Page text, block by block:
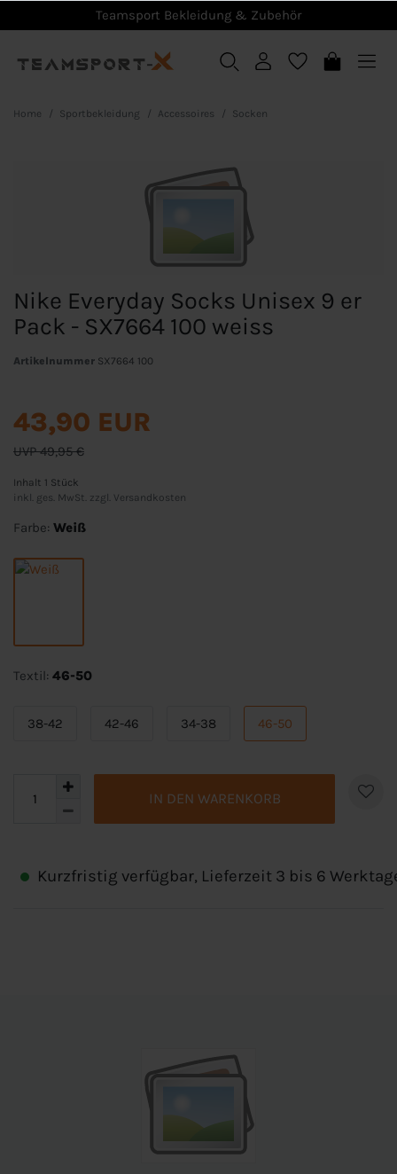
Teamsport Bekleidung & Zubehör
Home Sportbekleidung Accessoires Socken
Nike Everyday Socks Unisex 9 er
Pack - SX7664 100 weiss
Artikelnummer SX7664 100
UVP 49,95 €
43,90 EUR
Inhalt 1 Stück
inkl. ges. MwSt. zzgl.
Versandkosten
Farbe: Weiß
Textil: 46-50
38-42 42-46 34-38 46-50
IN DEN WARENKORB
Kurzfristig verfügbar, Lieferzeit 3 bis 6